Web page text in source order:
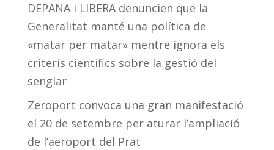
DEPANA i LIBERA denuncien que la
Generalitat manté una política de
«matar per matar» mentre ignora els
criteris científics sobre la gestió del
senglar
Zeroport convoca una gran manifestació
el 20 de setembre per aturar l’ampliació
de l’aeroport del Prat